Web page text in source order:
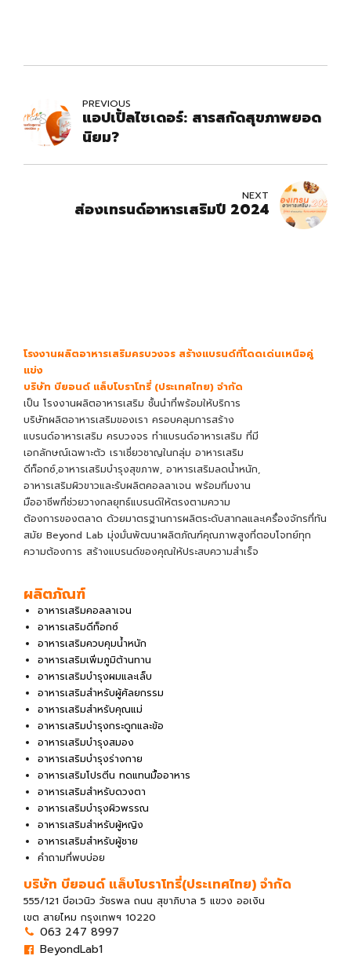
PREVIOUS
แอปเปิ้ลไซเดอร์: สารสกัดสุขภาพยอด
นิยม?
NEXT
ส่องเทรนด์อาหารเสริมปี 2024
โรงงานผลิตอาหารเสริมครบวงจร สร้างแบรนด์ที่โดดเด่นเหนือคู่
แข่ง
บริษัท บียอนด์ แล็บโบราโทรี่ (ประเทศไทย) จำกัด
เป็น โรงงานผลิตอาหารเสริม ชั้นนำที่พร้อมให้บริการ
บริษัทผลิตอาหารเสริมของเรา ครอบคลุมการสร้าง
แบรนด์อาหารเสริม ครบวงจร ทำแบรนด์อาหารเสริม ที่มี
เอกลักษณ์เฉพาะตัว เราเชี่ยวชาญในกลุ่ม อาหารเสริม
ดีท็อกซ์,อาหารเสริมบำรุงสุขภาพ, อาหารเสริมลดน้ำหนัก,
อาหารเสริมผิวขาวและรับผลิตคอลลาเจน พร้อมทีมงาน
มืออาชีพที่ช่วยวางกลยุทธ์แบรนด์ให้ตรงตามความ
ต้องการของตลาด ด้วยมาตรฐานการผลิตระดับสากลและเครื่องจักรที่ทัน
สมัย Beyond Lab มุ่งมั่นพัฒนาผลิตภัณฑ์คุณภาพสูงที่ตอบโจทย์ทุก
ความต้องการ สร้างแบรนด์ของคุณให้ประสบความสำเร็จ
ผลิตภัณฑ์
อาหารเสริมคอลลาเจน
อาหารเสริมดีท็อกซ์
อาหารเสริมควบคุมน้ำหนัก
อาหารเสริมเพิ่มภูมิต้านทาน
อาหารเสริมบำรุงผมและเล็บ
อาหารเสริมสำหรับผู้ศัลยกรรม
อาหารเสริมสำหรับคุณแม่
อาหารเสริมบำรุงกระดูกและข้อ
อาหารเสริมบำรุงสมอง
อาหารเสริมบำรุงร่างกาย
อาหารเสริมโปรตีน ทดแทนมื้ออาหาร
อาหารเสริมสำหรับดวงตา
อาหารเสริมบำรุงผิวพรรณ
อาหารเสริมสำหรับผู้หญิง
อาหารเสริมสำหรับผู้ชาย
คำถามที่พบบ่อย
บริษัท บียอนด์ แล็บโบราโทรี่(ประเทศไทย) จํากัด
555/121 บีอเวนิว วัชรพล ถนน สุขาภิบาล 5 แขวง ออเงิน
เขต สายไหม กรุงเทพฯ 10220
063 247 8997
BeyondLab1